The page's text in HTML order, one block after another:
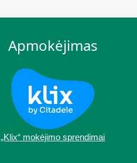
Apmokėjimas
„Klix“ mokėjimo sprendimai